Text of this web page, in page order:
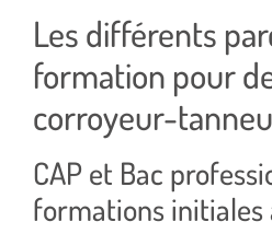
Les différents
formation pour
corroyeur-
CAP et Bac
formations initiales